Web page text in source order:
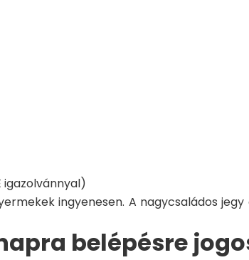
igazolvánnyal)
ingyenesen. A nagycsaládos jegy
belépésre